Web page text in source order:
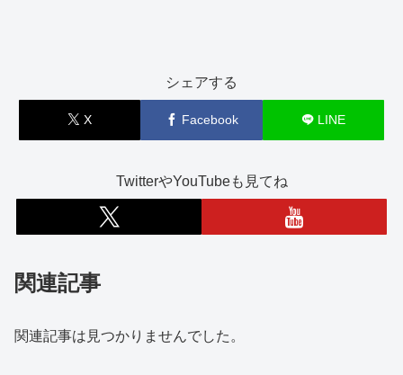
シェアする
X Facebook LINE
TwitterやYouTubeも見てね
関連記事
関連記事は見つかりませんでした。